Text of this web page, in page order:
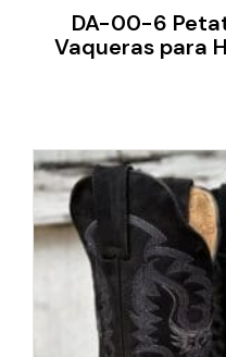
DA-00-6
Vaqueras para